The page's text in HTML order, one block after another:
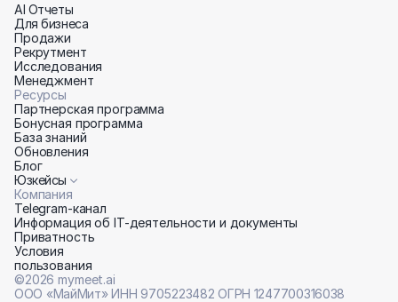
AI Отчеты
Для бизнеса
Продажи
Рекрутмент
Исследования
Менеджмент
Ресурсы
Партнерская программа
Бонусная программа
База знаний
Обновления
Блог
Юзкейсы
Компания
Telegram-канал
Информация об IT-деятельности и документы
Приватность
Условия
пользования
©2026 mymeet.ai
ООО «МайМит» ИНН 9705223482 ОГРН 1247700316038